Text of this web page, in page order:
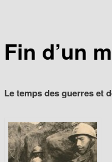
Fin d’un
Le temps des guerres et